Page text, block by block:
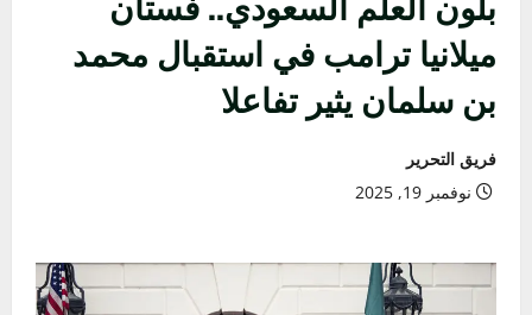
ميلانيا ترامب في استقبال محمد
بن سلمان يثير تفاعلا
فريق التحرير
نوفمبر 19, 2025